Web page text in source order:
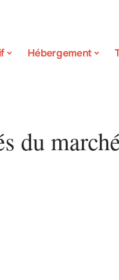
Hébergement
du